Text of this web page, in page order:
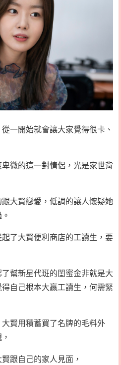
一開始就會讓大家覺得很卡、
微的這一對情侶，光是家世背
大賢戀愛，低調的讓人懷疑她
了大賢便利商店的工讀生，要
幫新星代班的閨蜜金非就是大
自己根本大贏工讀生，何需緊
賢用積蓄買了名牌的毛料外
跟自己的家人見面，